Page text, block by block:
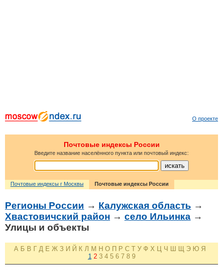
О проекте
Почтовые индексы России
Введите название населённого пункта или почтовый индекс:
Почтовые индексы г Москвы Почтовые индексы России
Регионы России → Калужская область →
Хвастовичский район → село Ильинка →
Улицы и объекты
А Б В Г Д Е Ж З И Й К Л М Н О П Р С Т У Ф Х Ц Ч Ш Щ Э Ю Я
1 2 3 4 5 6 7 8 9